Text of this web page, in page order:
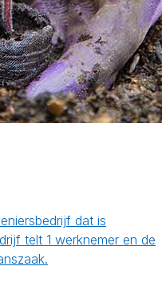
dat is
telt 1 werknemer en de